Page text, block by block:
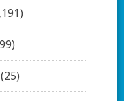
(25)